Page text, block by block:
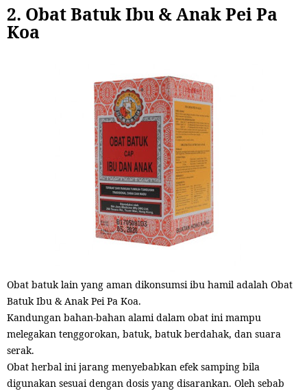
2. Obat Batuk Ibu & Anak Pei Pa
Koa
Obat batuk lain yang aman dikonsumsi ibu hamil adalah Obat
Batuk Ibu & Anak Pei Pa Koa.
Kandungan bahan-bahan alami dalam obat ini mampu
melegakan tenggorokan, batuk, batuk berdahak, dan suara
serak.
Obat herbal ini jarang menyebabkan efek samping bila
digunakan sesuai dengan dosis yang disarankan. Oleh sebab